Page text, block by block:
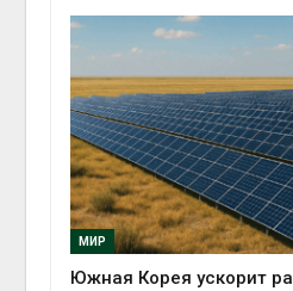
МИР
Южная Корея ускорит